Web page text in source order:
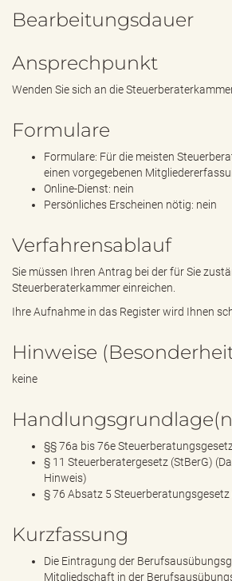
Bearbeitungsdauer
Ansprechpunkt
Wenden Sie sich an die
Formulare
Formulare: Für die meisten
einen vorgegebenen
Online-Dienst: nein
Persönliches Erscheinen nötig: nein
Verfahrensablauf
Sie müssen Ihren Antrag bei der für Sie
Steuerberaterkammer einreichen.
Ihre Aufnahme in das Register wird Ihnen
Hinweise
keine
§§ 76a bis 76e
§ 11 Steuerberatergesetz (StBerG)
Hinweis)
§ 76 Absatz 5 Steuerberatungsgesetz
Kurzfassung
Die Eintragung der
Mitgliedschaft in der